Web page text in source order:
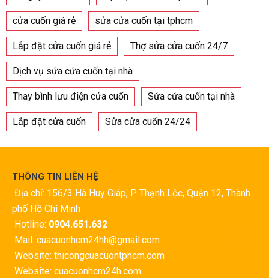
cửa cuốn giá rẻ sửa cửa cuốn tại tphcm
Lắp đặt cửa cuốn giá rẻ Thợ sửa cửa cuốn 24/7
Dịch vụ sửa cửa cuốn tại nhà
Thay bình lưu điện cửa cuốn Sửa cửa cuốn tại nhà
Lắp đặt cửa cuốn Sửa cửa cuốn 24/24
THÔNG TIN LIÊN HỆ
Địa chỉ: 156/3 Hà Huy Giáp, P. Thạnh Lộc, Quận 12, Thành
phố Hồ Chí Minh
Hotline: 0904.651.632
Mail: cuacuonhcm24hh@gmail.com
Website: thicongcuacuontphcm.com
Website: cuacuonhcm24h.com